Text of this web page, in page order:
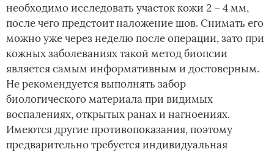
необходимо исследовать участок кожи 2 – 4 мм,
после чего предстоит наложение шов. Снимать его
можно уже через неделю после операции, зато при
кожных заболеваниях такой метод биопсии
является самым информативным и достоверным.
Не рекомендуется выполнять забор
биологического материала при видимых
воспалениях, открытых ранах и нагноениях.
Имеются другие противопоказания, поэтому
предварительно требуется индивидуальная